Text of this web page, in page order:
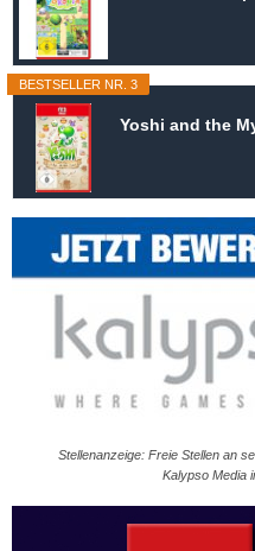
BESTSELLER NR. 3
Yoshi and the
Stellenanzeige: Freie Stellen an
Kalypso Media